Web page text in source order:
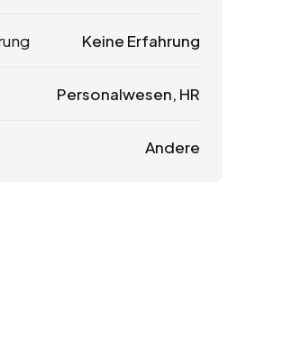
Keine Erfahrung
Personalwesen, HR
Andere